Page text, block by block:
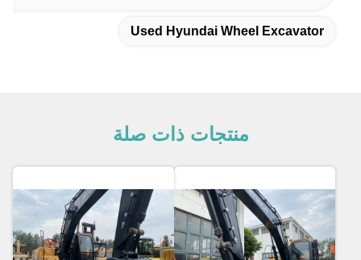
Used Hyundai Wheel Excavator
منتجات ذات صلة